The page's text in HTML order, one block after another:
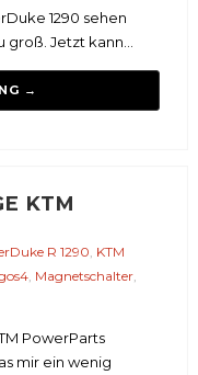
1290 sehen
Jetzt kann...
→
KTM
R 1290 KTM
, Magnetschalter,
PowerParts
mir ein wenig